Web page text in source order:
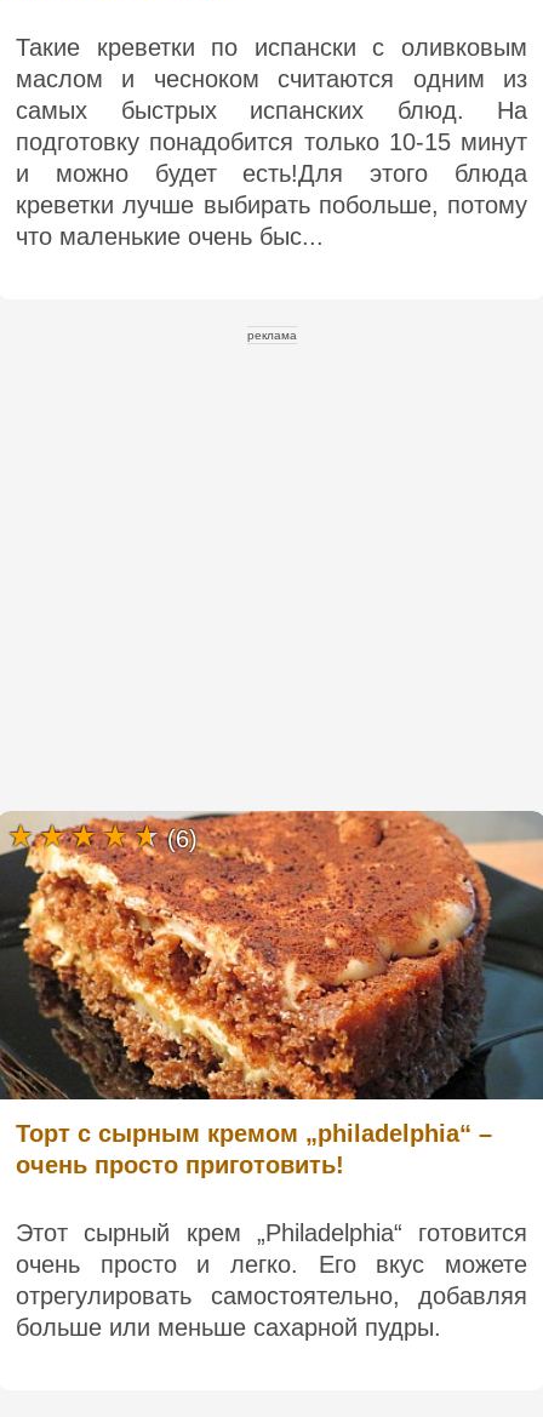
Такие креветки по испански с оливковым
маслом и чесноком считаются одним из
самых быстрых испанских блюд. На
подготовку понадобится только 10-15 минут
и можно будет есть!Для этого блюда
креветки лучше выбирать побольше, потому
что маленькие очень быс...
реклама
Торт с сырным кремом „philadelphia“ –
очень просто приготовить!
Этот сырный крем „Philadelphia“ готовится
очень просто и легко. Его вкус можете
отрегулировать самостоятельно, добавляя
больше или меньше сахарной пудры.
(6)